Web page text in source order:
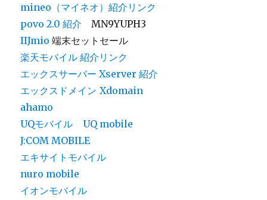
mineo（マイネオ）紹介リンク
povo 2.0 紹介 MN9YUPH3
IIJmio 端末セットセール
楽天モバイル 紹介リンク
エックスサーバー Xserver 紹介
エックスドメイン Xdomain
ahamo
UQモバイル
UQ mobile
J:COM MOBILE
エキサイトモバイル
nuro mobile
イオンモバイル